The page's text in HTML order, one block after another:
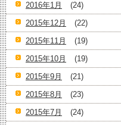
2016年1月
(24)
2015年12月
(22)
2015年11月
(19)
2015年10月
(19)
2015年9月
(21)
2015年8月
(23)
2015年7月
(24)